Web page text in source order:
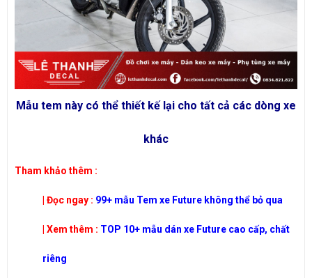
Mẫu tem này có thể thiết kế lại cho tất cả các dòng xe
khác
​Tham khảo thêm :
| Đọc ngay : 99+ mẫu Tem xe Future không thể bỏ qua
| Xem thêm : TOP 10+ mẫu dán xe Future cao cấp, chất
riêng